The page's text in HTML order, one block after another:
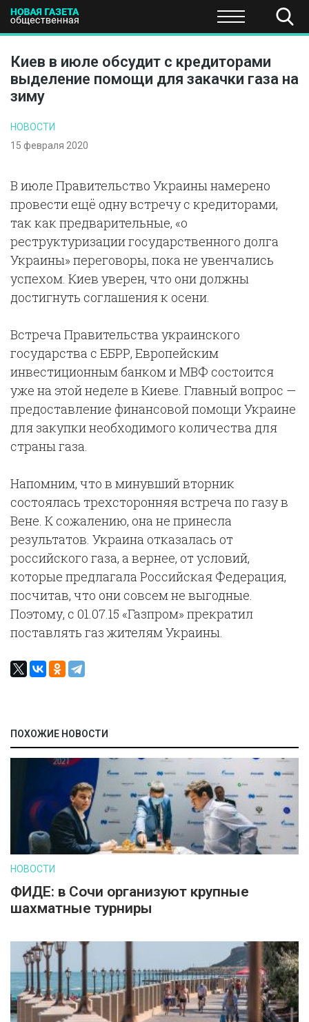
ПОЛИТИКА ЭКОНОМИКА НАУКА И
Киев в июле обсудит с кредиторами
выделение помощи для закачки газа на
зиму
НОВОСТИ
15 февраля 2020
В июле Правительство Украины намерено
провести ещё одну встречу с кредиторами,
так как предварительные, «о
реструктуризации государственного долга
Украины» переговоры, пока не увенчались
успехом. Киев уверен, что они должны
достигнуть соглашения к осени.
Встреча Правительства украинского
государства с ЕБРР, Европейским
инвестиционным банком и МВФ состоится
уже на этой неделе в Киеве. Главный вопрос —
предоставление финансовой помощи Украине
для закупки необходимого количества для
страны газа.
Напомним, что в минувший вторник
состоялась трехсторонняя встреча по газу в
Вене. К сожалению, она не принесла
результатов. Украина отказалась от
российского газа, а вернее, от условий,
которые предлагала Российская Федерация,
посчитав, что они совсем не выгодные.
Поэтому, с 01.07.15 «Газпром» прекратил
поставлять газ жителям Украины.
ПОХОЖИЕ НОВОСТИ
НОВОСТИ
ФИДЕ: в Сочи организуют крупные
шахматные турниры